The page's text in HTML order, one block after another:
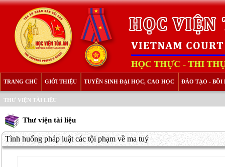
TRANG CHỦ GIỚI THIỆU TUYỂN SINH ĐẠI HỌC, CAO HỌC ĐÀO TẠO - BỒI
THƯ VIỆN TÀI LIỆU
Thư viện tài liệu
Tình huống pháp luật các tội phạm về ma tuý